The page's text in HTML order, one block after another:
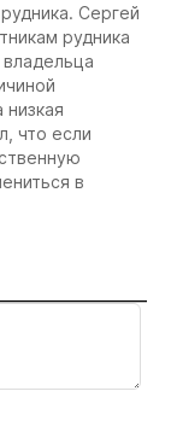
Сергей
рудника
что если
в